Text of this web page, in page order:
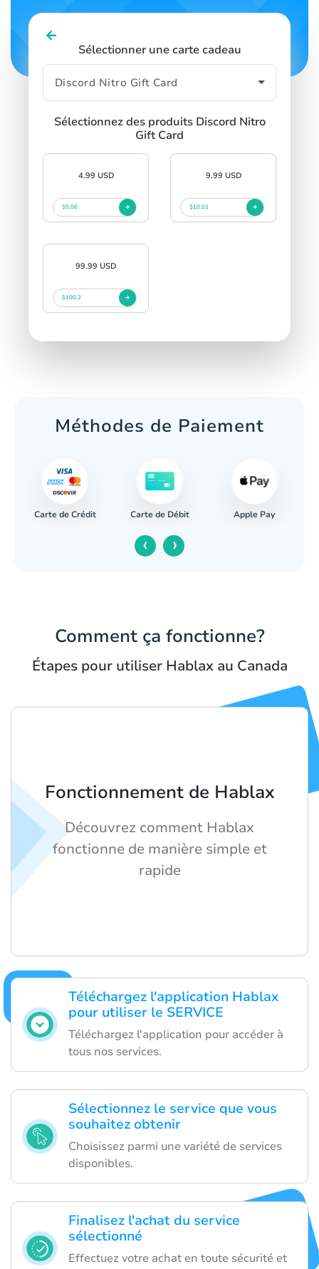
Sélectionner une carte cadeau
Sélectionnez des produits Discord Nitro
Gift Card
4.99 USD
$5.06
9.99 USD
$10.02
99.99 USD
$100.2
Méthodes de Paiement
Carte de Crédit Carte de Débit Apple Pay
‹ ›
Comment ça fonctionne?
Étapes pour utiliser Hablax au Canada
Téléchargez l'application Hablax
pour utiliser le SERVICE
Téléchargez l'application pour accéder à
tous nos services.
Sélectionnez le service que vous
souhaitez obtenir
Choisissez parmi une variété de services
disponibles.
Finalisez l'achat du service
sélectionné
Effectuez votre achat en toute sécurité et
Fonctionnement de Hablax
Découvrez comment Hablax
fonctionne de manière simple et
rapide